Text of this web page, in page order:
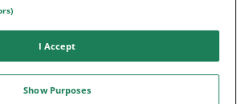
I Accept
Show Purposes